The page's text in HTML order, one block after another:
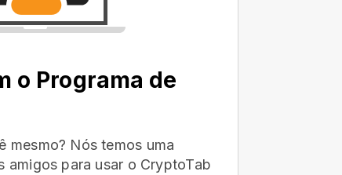
o Programa de
mesmo? Nós temos uma
amigos para usar o CryptoTab